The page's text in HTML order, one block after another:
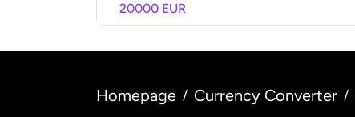
20000 EUR
Homepage / Currency Converter /